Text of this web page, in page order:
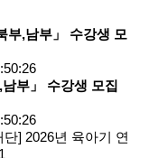
부,남부」 수강생 모
부」 수강생 모집
] 2026년 육아기 연